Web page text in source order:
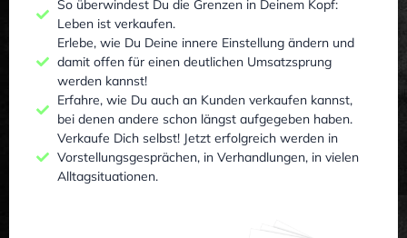
So überwindest Du die Grenzen in Deinem Kopf:
Leben ist verkaufen.
Erlebe, wie Du Deine innere Einstellung ändern und
damit offen für einen deutlichen Umsatzsprung
werden kannst!
Erfahre, wie Du auch an Kunden verkaufen kannst,
bei denen andere schon längst aufgegeben haben.
Verkaufe Dich selbst! Jetzt erfolgreich werden in
Vorstellungsgesprächen, in Verhandlungen, in vielen
Alltagsituationen.